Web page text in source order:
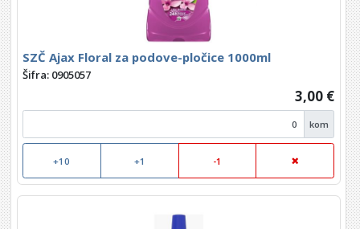
SZČ Ajax Floral za podove-pločice 1000ml
Šifra: 0905057
3,00 €
kom
+10 +1 -1